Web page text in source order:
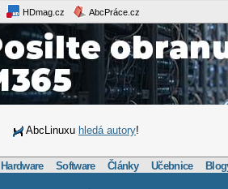
HDmag.cz AbcPráce.cz
AbcLinuxu hledá autory!
Hardware Software Články Učebnice